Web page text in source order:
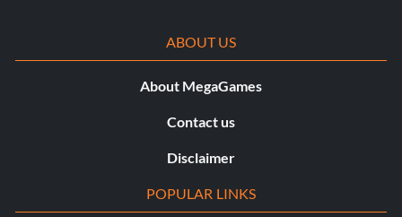
ABOUT US
About MegaGames
Contact us
Disclaimer
POPULAR LINKS